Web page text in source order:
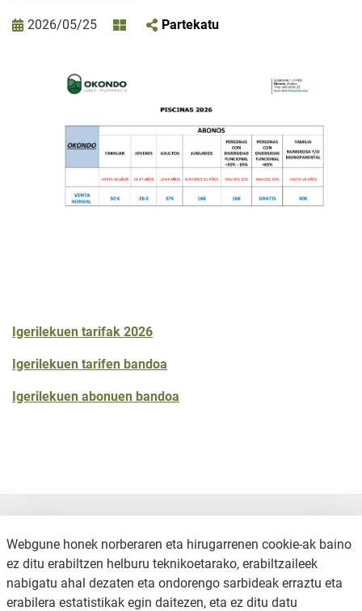
2026/05/25 Partekatu
Igerilekuen tarifak 2026
Igerilekuen tarifen bandoa
Igerilekuen abonuen bandoa
Webgune honek norberaren eta hirugarrenen cookie-ak baino
ez ditu erabiltzen helburu teknikoetarako, erabiltzaileek
nabigatu ahal dezaten eta ondorengo sarbideak erraztu eta
erabilera estatistikak egin daitezen, eta ez ditu datu